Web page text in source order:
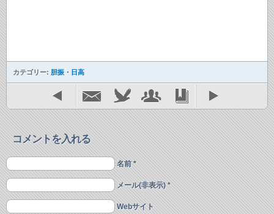
カテゴリー: 胆振・日高
コメントを入れる
名前 *
メール(非表示) *
Webサイト